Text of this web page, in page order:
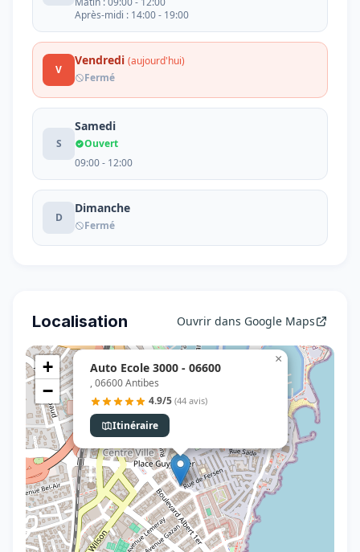
Après-midi : 14:00 - 19:00
V
Vendredi (aujourd'hui)
Fermé
S
Samedi
Ouvert
09:00 - 12:00
D
Dimanche
Fermé
Localisation Ouvrir dans Google Maps
Auto Ecole 3000 - 06600
, 06600 Antibes
4.9/5 (44 avis)
Itinéraire
×
+
−